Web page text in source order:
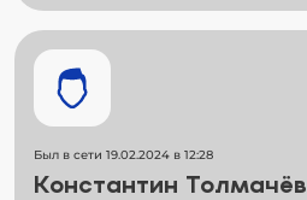
Был в сети 19.02.2024 в 12:28
Константин Толмачёв